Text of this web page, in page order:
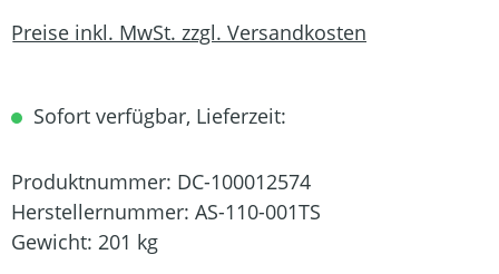
Preise inkl. MwSt. zzgl. Versandkosten
Sofort verfügbar, Lieferzeit:
Produktnummer: DC-100012574
Herstellernummer: AS-110-001TS
Gewicht: 201 kg